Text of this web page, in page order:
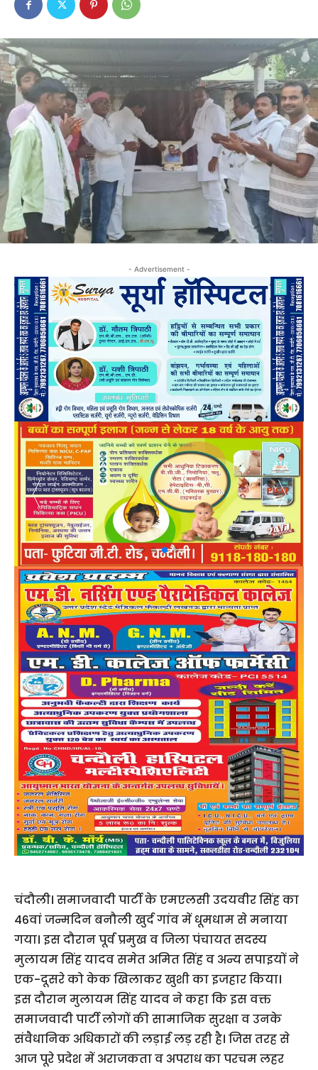
- Advertisement -
चंदौली। समाजवादी पार्टी के एमएलसी उदयवीर सिंह का
46वां जन्मदिन बनौली खुर्द गांव में धूमधाम से मनाया
गया। इस दौरान पूर्व प्रमुख व जिला पंचायत सदस्य
मुलायम सिंह यादव समेत अमित सिंह व अन्य सपाइयों ने
एक-दूसरे को केक खिलाकर खुशी का इजहार किया।
इस दौरान मुलायम सिंह यादव ने कहा कि इस वक्त
समाजवादी पार्टी लोगों की सामाजिक सुरक्षा व उनके
संवैधानिक अधिकारों की लड़ाई लड़ रही है। जिस तरह से
आज पूरे प्रदेश में अराजकता व अपराध का परचम लहर